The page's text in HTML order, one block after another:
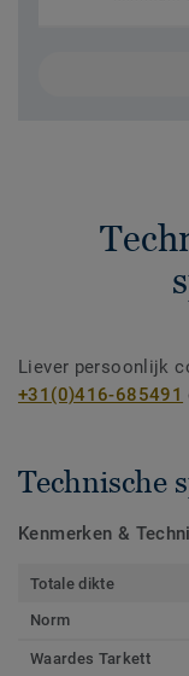
Liever persoonlijk
+31(0)416-685491
Technische
Kenmerken &
Totale dikte
Norm
Waardes Tarkett